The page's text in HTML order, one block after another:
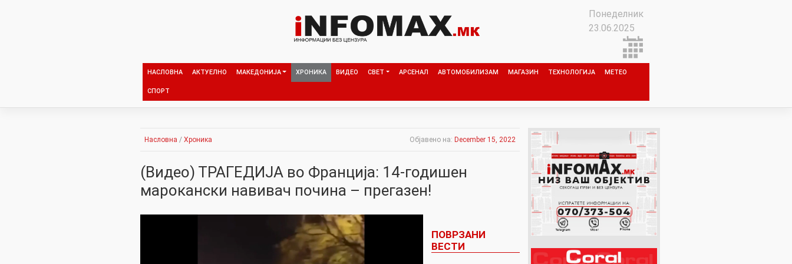
Понеделник
23.06.2025
НАСЛОВНА АКТУЕЛНО МАКЕДОНИЈА ХРОНИКА ВИДЕО СВЕТ АРСЕНАЛ АВТОМОБИЛИЗАМ МАГАЗИН ТЕХНОЛОГИЈА МЕТЕО
СПОРТ
Насловна / Хроника Објавено на: December 15, 2022
(Видео) ТРАГЕДИЈА во Франција: 14-годишен
марокански навивач почина – прегазен!
ПОВРЗАНИ
ВЕСТИ